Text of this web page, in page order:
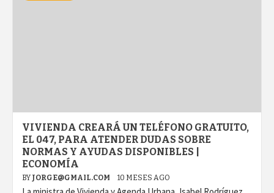
VIVIENDA CREARÁ UN TELÉFONO GRATUITO,
EL 047, PARA ATENDER DUDAS SOBRE
NORMAS Y AYUDAS DISPONIBLES |
ECONOMÍA
BY JORGE@GMAIL.COM 10 MESES AGO